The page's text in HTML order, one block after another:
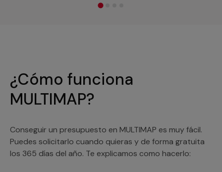
¿Cómo funciona
MULTIMAP?
Conseguir un presupuesto en MULTIMAP es muy fácil.
Puedes solicitarlo cuando quieras y de forma gratuita
los 365 días del año. Te explicamos como hacerlo: